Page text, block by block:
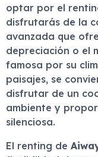
optar por el
disfrutarás de la
avanzada que
depreciación o el
famosa por su
paisajes, se
disfrutar de un
ambiente y
silenciosa.
El renting de